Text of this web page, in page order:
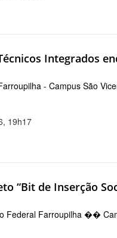
Integrados
- Campus São
19h17
“Bit de Inserção
Federal Farroupilha ��